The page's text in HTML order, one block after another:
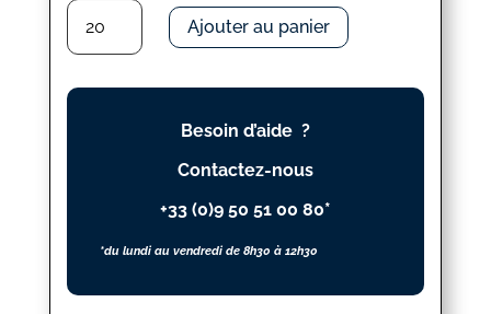
quantité
YANKEE
DOODLE
Ajouter au panier
Besoin d’aide ?
Contactez-nous
+33 (0)9 50 51 00 80*
*du lundi au vendredi de 8h30 à 12h30